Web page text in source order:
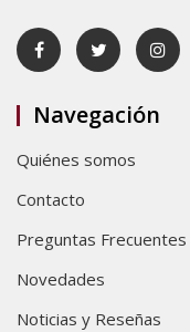
Navegación
Quiénes somos
Contacto
Preguntas Frecuentes
Novedades
Noticias y Reseñas